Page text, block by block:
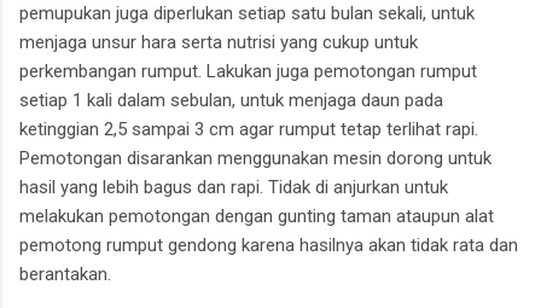
pemupukan juga diperlukan setiap satu bulan sekali, untuk
menjaga unsur hara serta nutrisi yang cukup untuk
perkembangan rumput. Lakukan juga pemotongan rumput
setiap 1 kali dalam sebulan, untuk menjaga daun pada
ketinggian 2,5 sampai 3 cm agar rumput tetap terlihat rapi.
Pemotongan disarankan menggunakan mesin dorong untuk
hasil yang lebih bagus dan rapi. Tidak di anjurkan untuk
melakukan pemotongan dengan gunting taman ataupun alat
pemotong rumput gendong karena hasilnya akan tidak rata dan
berantakan.